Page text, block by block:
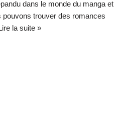
dans le monde du manga et
pouvons trouver des romances
la suite »